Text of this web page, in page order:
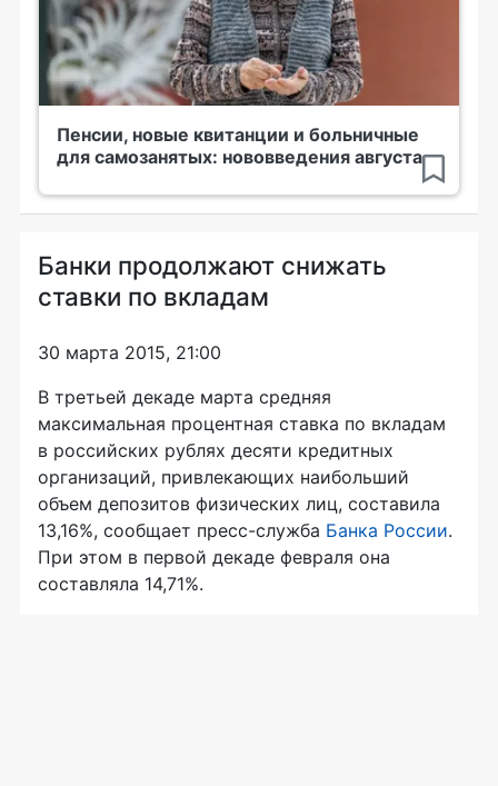
Пенсии, новые квитанции и больничные
для самозанятых: нововведения августа
Банки продолжают снижать
ставки по вкладам
30 марта 2015, 21:00
В третьей декаде марта средняя
максимальная процентная ставка по вкладам
в российских рублях десяти кредитных
организаций, привлекающих наибольший
объем депозитов физических лиц, составила
13,16%, сообщает пресс-служба Банка России.
При этом в первой декаде февраля она
составляла 14,71%.